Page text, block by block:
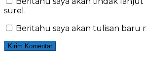
surel.
Beritahu saya akan tulisan baru